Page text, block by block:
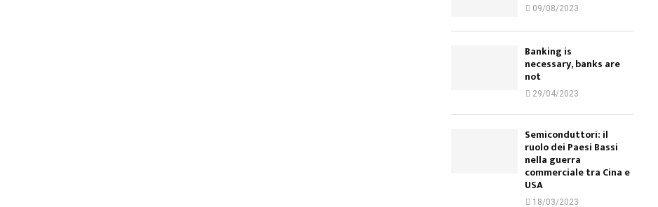
09/08/2023
Banking is
necessary, banks are
not
29/04/2023
Semiconduttori: il
ruolo dei Paesi Bassi
nella guerra
commerciale tra Cina e
USA
18/03/2023